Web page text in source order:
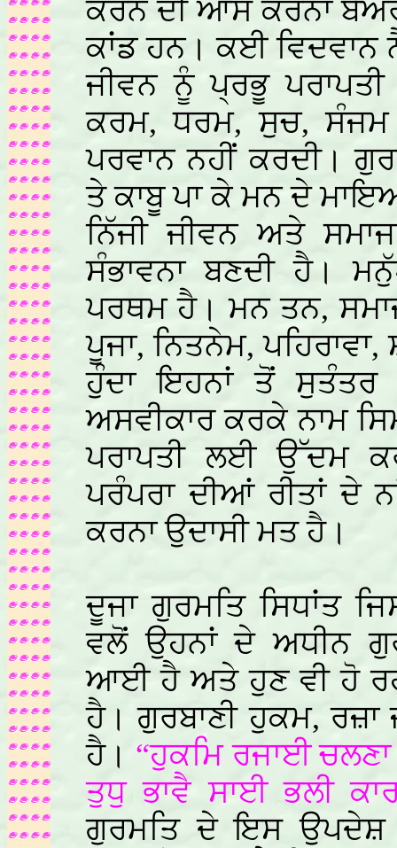
ਕਰਨ ਦੀ ਆਸ ਕਰਨਾ
ਕਾਂਡ ਹਨ। ਕਈ ਵਿਦਵਾਨ
ਜੀਵਨ ਨੂੰ ਪ੍ਰਭੂ
ਕਰਮ, ਧਰਮ, ਸੁਚ,
ਪਰਵਾਨ ਨਹੀਂ ਕਰਦੀ।
ਤੇ ਕਾਬੂ ਪਾ ਕੇ ਮਨ ਦੇ
ਨਿੱਜੀ ਜੀਵਨ ਅਤੇ
ਸੰਭਾਵਨਾ ਬਣਦੀ ਹੈ।
ਪਰਥਮ ਹੈ। ਮਨ ਤਨ,
ਪੂਜਾ, ਨਿਤਨੇਮ,
ਹੁੰਦਾ ਇਹਨਾਂ ਤੋਂ ਸੁਤੰਤਰ
ਅਸਵੀਕਾਰ ਕਰਕੇ ਨਾਮ
ਪਰਾਪਤੀ ਲਈ ਉੱਦਮ
ਪਰੰਪਰਾ ਦੀਆਂ ਰੀਤਾਂ ਦੇ
ਕਰਨਾ ਉਦਾਸੀ ਮਤ ਹੈ।
ਦੂਜਾ ਗੁਰਮਤਿ ਸਿਧਾਂਤ
ਵਲੋਂ ਉਹਨਾਂ ਦੇ ਅਧੀਨ
ਆਈ ਹੈ ਅਤੇ ਹੁਣ ਵੀ ਹੋ
ਹੈ। ਗੁਰਬਾਣੀ ਹੁਕਮ, ਰਜ਼ਾ
ਹੈ। “ਹੁਕਮਿ ਰਜਾਈ
ਤੁਧੁ ਭਾਵੈ ਸਾਈ ਭਲੀ
ਗੁਰਮਤਿ ਦੇ ਇਸ ਉਪਦੇਸ਼